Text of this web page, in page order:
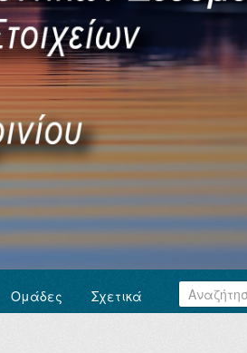
Ομάδες Σχετικά